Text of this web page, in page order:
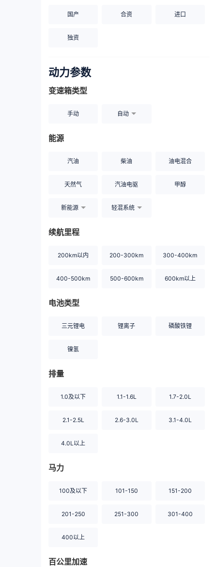
国产 合资 进口
独资
动力参数
变速箱类型
手动 自动
能源
汽油 柴油 油电混合
天然气 汽油电驱 甲醇
新能源 轻混系统
续航里程
200km以内 200-300km 300-400km
400-500km 500-600km 600km以上
电池类型
三元锂电 锂离子 磷酸铁锂
镍氢
排量
1.0及以下 1.1-1.6L 1.7-2.0L
2.1-2.5L 2.6-3.0L 3.1-4.0L
4.0L以上
马力
100及以下 101-150 151-200
201-250 251-300 301-400
400以上
百公里加速